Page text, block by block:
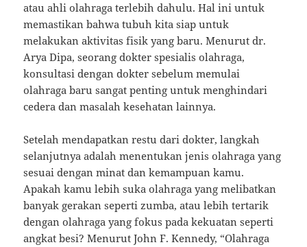
atau ahli olahraga terlebih dahulu. Hal ini untuk
memastikan bahwa tubuh kita siap untuk
melakukan aktivitas fisik yang baru. Menurut dr.
Arya Dipa, seorang dokter spesialis olahraga,
konsultasi dengan dokter sebelum memulai
olahraga baru sangat penting untuk menghindari
cedera dan masalah kesehatan lainnya.
Setelah mendapatkan restu dari dokter, langkah
selanjutnya adalah menentukan jenis olahraga yang
sesuai dengan minat dan kemampuan kamu.
Apakah kamu lebih suka olahraga yang melibatkan
banyak gerakan seperti zumba, atau lebih tertarik
dengan olahraga yang fokus pada kekuatan seperti
angkat besi? Menurut John F. Kennedy, “Olahraga